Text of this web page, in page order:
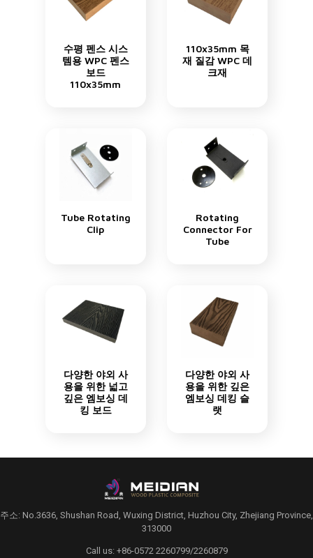
수평 펜스 시스
템용 WPC 펜스
보드
110x35mm
110x35mm 목
재 질감 WPC 데
크재
Tube Rotating
Clip
Rotating
Connector For
Tube
다양한 야외 사
용을 위한 넓고
깊은 엠보싱 데
킹 보드
다양한 야외 사
용을 위한 깊은
엠보싱 데킹 슬
랫
주소: No.3636, Shushan Road, Wuxing District, Huzhou City, Zhejiang Province,
313000
Call us: +86-0572 2260799/2260879